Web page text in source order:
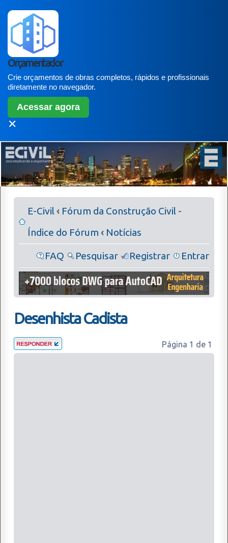
Orçamentador
Crie orçamentos de obras completos, rápidos e profissionais
diretamente no navegador.
Acessar agora
✕
E-Civil‹ Fórum da Construção Civil -
Índice do Fórum ‹ Notícias
FAQ Pesquisar Registrar Entrar
Desenhista Cadista
Página 1 de 1